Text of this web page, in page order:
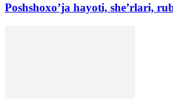
Poshshoxo’ja hayoti, she’rlari,